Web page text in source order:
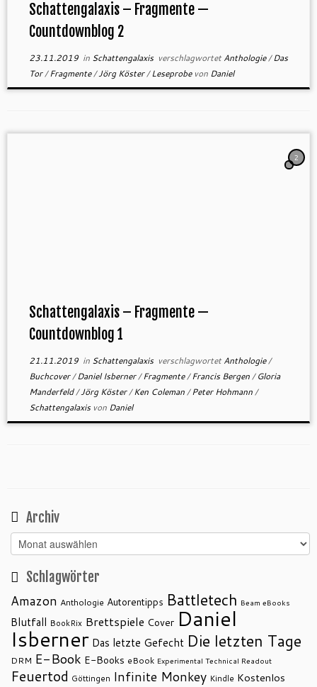
Schattengalaxis – Fragmente —
Countdownblog 2
23.11.2019in Schattengalaxis verschlagwortetAnthologie/Das
Tor/Fragmente/Jörg Köster/Leseprobe von Daniel
2
Schattengalaxis – Fragmente —
Countdownblog 1
21.11.2019in Schattengalaxis verschlagwortetAnthologie/
Buchcover/Daniel Isberner/Fragmente/Francis Bergen/Gloria
Manderfeld/Jörg Köster/Ken Coleman/Peter Hohmann/
Schattengalaxis von Daniel
Archiv
Archiv
Schlagwörter
Amazon Anthologie Autorentipps Battletech Beam eBooks
Blutfall BookRix Brettspiele Cover Daniel
Isberner Das letzte Gefecht Die letzten Tage
DRM E-Book E-Books eBook Experimental Technical Readout
Feuertod Göttingen Infinite Monkey Kindle Kostenlos